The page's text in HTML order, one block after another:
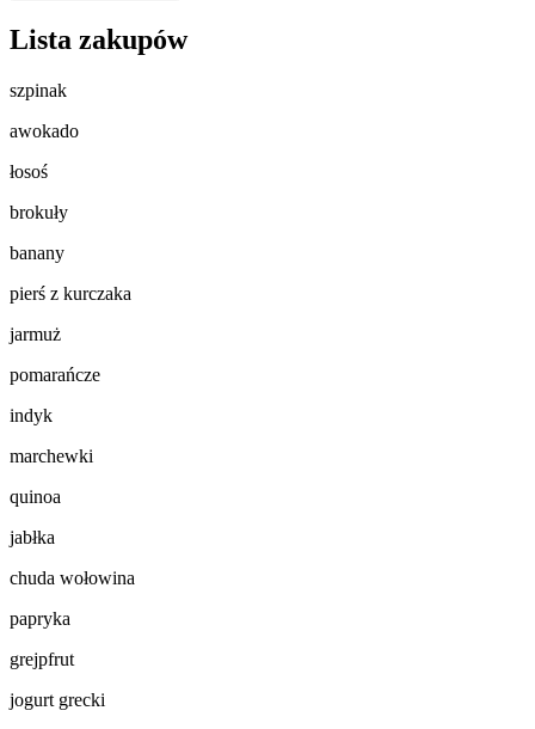
Lista zakupów
szpinak
awokado
łosoś
brokuły
banany
pierś z kurczaka
jarmuż
pomarańcze
indyk
marchewki
quinoa
jabłka
chuda wołowina
papryka
grejpfrut
jogurt grecki